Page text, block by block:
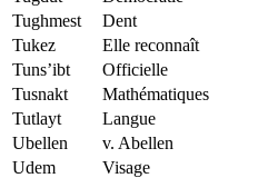
Tughmest
Dent
Tukez
Elle reconnaît
Tuns’ibt
Officielle
Tusnakt
Mathématiques
Tutlayt
Langue
Ubellen
v. Abellen
Udem
Visage